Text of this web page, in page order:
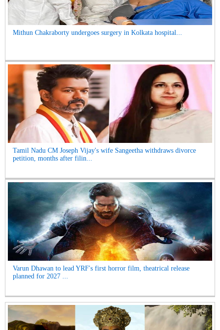
Mithun Chakraborty undergoes surgery in Kolkata hospital...
Tamil Nadu CM Joseph Vijay's wife Sangeetha withdraws divorce
petition, months after filin...
Varun Dhawan to lead YRF's first horror film, theatrical release
planned for 2027 ...